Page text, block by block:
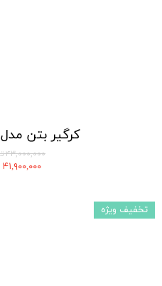
کرگیر بتن مدل 2550 کد X
۴۳,۰۰۰,۰۰۰ تومان
۴۱,۹۰۰,۰۰۰ تومان
تخفیف ویژه